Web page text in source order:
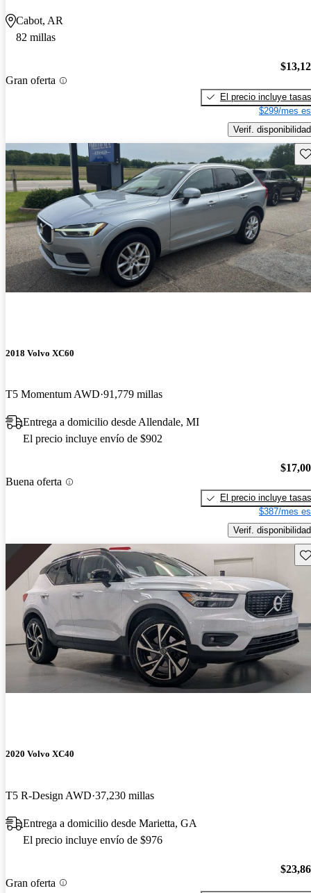
Cabot, AR
82 millas
Gran oferta
El precio incluye tasas
$299/mes
Verif. disponibilidad
2018 Volvo XC60
T5 Momentum AWD 91,779 millas
Entrega a domicilio desde Allendale, MI
El precio incluye envío de $902
Buena oferta
El precio incluye tasas
$387/mes
Verif. disponibilidad
2020 Volvo XC40
T5 R-Design AWD 37,230 millas
Entrega a domicilio desde Marietta, GA
El precio incluye envío de $976
Gran oferta